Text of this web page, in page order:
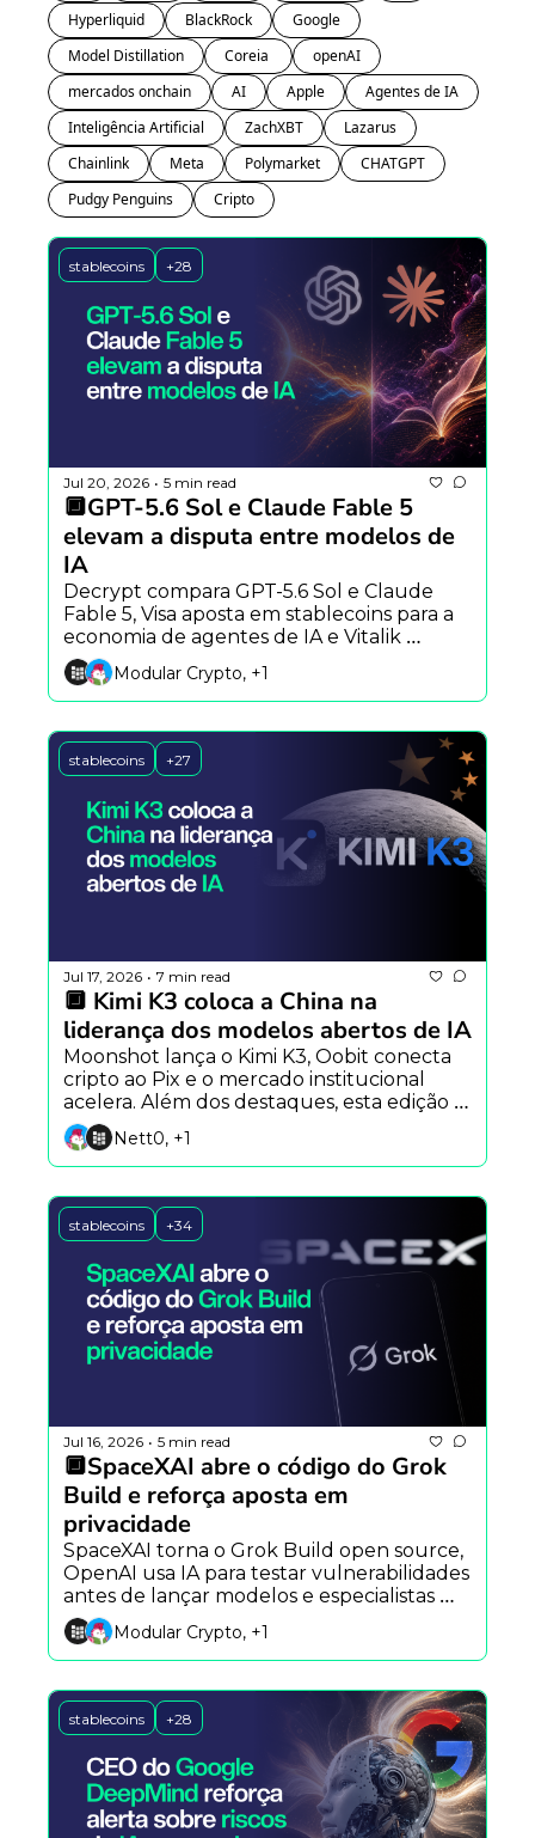
Hyperliquid
BlackRock
Google
Model Distillation
openAI
mercados onchain
AI Apple
Agentes de IA
Inteligência Artificial
ZachXBT
Lazarus
Chainlink
Meta Polymarket
CHATGPT
Pudgy Penguins
Cripto
stablecoins +28
Jul 20, 2026 • 5 min read
🔲GPT-5.6 Sol e Claude Fable 5
elevam a disputa entre modelos de
IA
Decrypt compara GPT-5.6 Sol e Claude
Fable 5, Visa aposta em stablecoins para a
economia de agentes de IA e Vitalik
Buterin apresenta mural anônimo na
Aztec.Modular Crypto, +1
stablecoins +27
Jul 17, 2026 • 7 min read
🔲 Kimi K3 coloca a China na
liderança dos modelos abertos de IA
Moonshot lança o Kimi K3, Oobit conecta
cripto ao Pix e o mercado institucional
acelera. Além dos destaques, esta edição
marca a estreia das seções Caixa de
Ferramentas e Carreiras & Oportunidades.
Nett0, +1
stablecoins +34
Jul 16, 2026 • 5 min read
🔲SpaceXAI abre o código do Grok
Build e reforça aposta em
privacidade
SpaceXAI torna o Grok Build open source,
OpenAI usa IA para testar vulnerabilidades
antes de lançar modelos e especialistas
alertam para impactos econômicos da IA.
Modular Crypto, +1
stablecoins +28